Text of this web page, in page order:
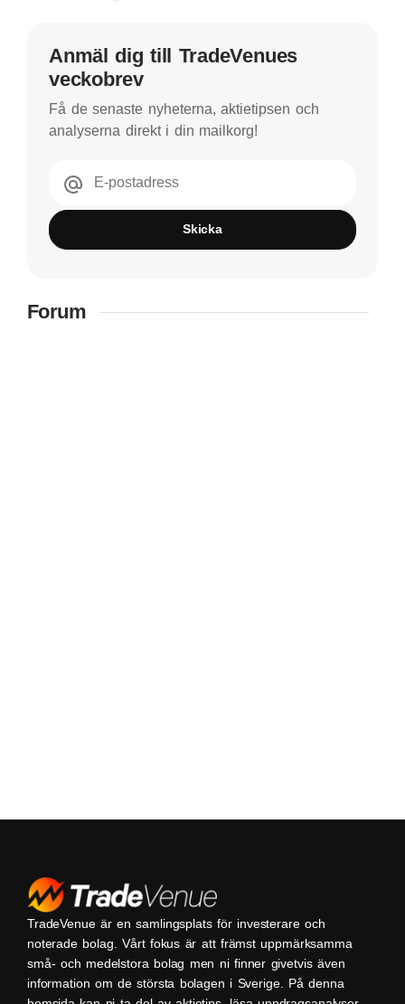
Anmäl dig till TradeVenues
veckobrev
Få de senaste nyheterna, aktietipsen och
analyserna direkt i din mailkorg!
E-postadress
Skicka
Forum
TradeVenue är en samlingsplats för investerare och
noterade bolag. Vårt fokus är att främst uppmärksamma
små- och medelstora bolag men ni finner givetvis även
information om de största bolagen i Sverige. På denna